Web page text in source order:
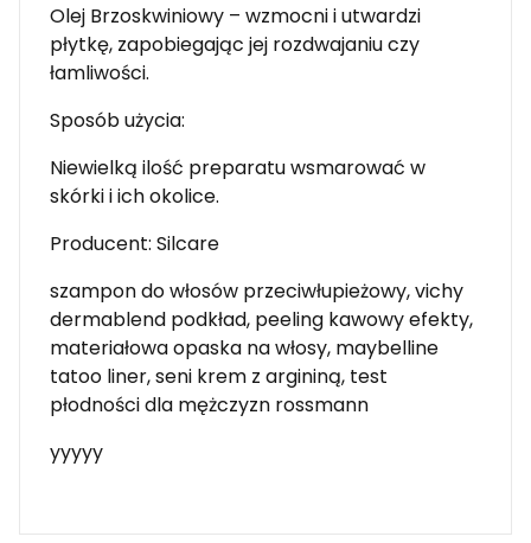
Olej Brzoskwiniowy – wzmocni i utwardzi
płytkę, zapobiegając jej rozdwajaniu czy
łamliwości.
Sposób użycia:
Niewielką ilość preparatu wsmarować w
skórki i ich okolice.
Producent: Silcare
szampon do włosów przeciwłupieżowy, vichy
dermablend podkład, peeling kawowy efekty,
materiałowa opaska na włosy, maybelline
tatoo liner, seni krem z argininą, test
płodności dla mężczyzn rossmann
yyyyy